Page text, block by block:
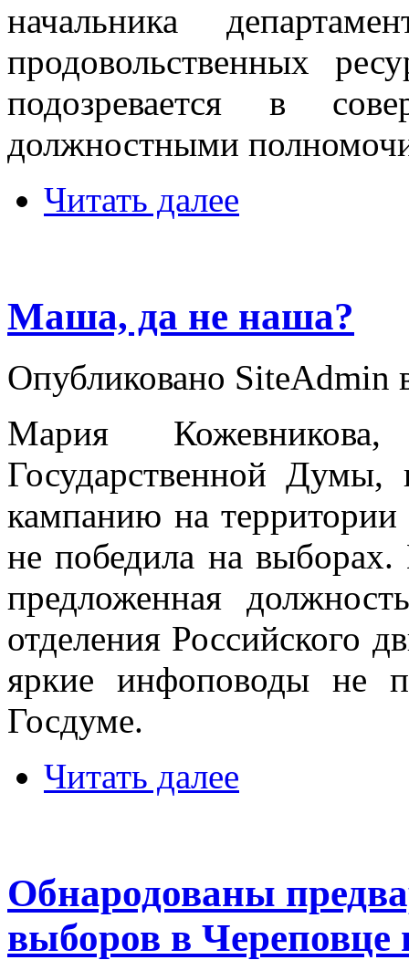
начальника
продовольственных
подозревается в
должностными
Читать далее
Маша, да не наша?
Опубликовано SiteAdmin
Мария
Государственной
кампанию на территории
не победила на
предложенная
отделения Российского
яркие инфоповоды не
Госдуме.
Читать далее
Обнародованы
выборов в Череповце